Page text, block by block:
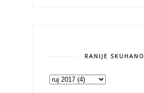
RANIJE SKUHANO